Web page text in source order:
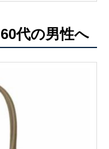
代の男性へ